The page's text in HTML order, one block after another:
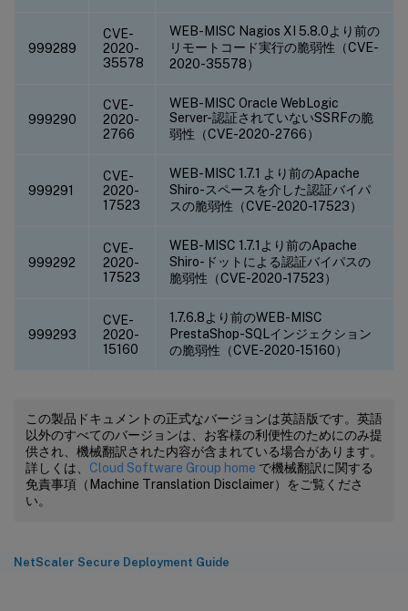
999289
CVE-
2020-
35578
WEB-MISC Nagios XI 5.8.0より前の
リモートコード実行の脆弱性（CVE-
2020-35578）
999290
CVE-
2020-
2766
WEB-MISC Oracle WebLogic
Server-認証されていないSSRFの脆
弱性（CVE-2020-2766）
999291
CVE-
2020-
17523
WEB-MISC 1.7.1 より前のApache
Shiro-スペースを介した認証バイパ
スの脆弱性（CVE-2020-17523）
999292
CVE-
2020-
17523
WEB-MISC 1.7.1より前のApache
Shiro-ドットによる認証バイパスの
脆弱性（CVE-2020-17523）
999293
CVE-
2020-
15160
1.7.6.8より前のWEB-MISC
PrestaShop-SQLインジェクション
の脆弱性（CVE-2020-15160）
この製品ドキュメントの正式なバージョンは英語版です。英語
以外のすべてのバージョンは、お客様の利便性のためにのみ提
供され、機械翻訳された内容が含まれている場合があります。
詳しくは、 Cloud Software Group home で機械翻訳に関する
免責事項（Machine Translation Disclaimer）をご覧くださ
い。
NetScaler Secure Deployment Guide